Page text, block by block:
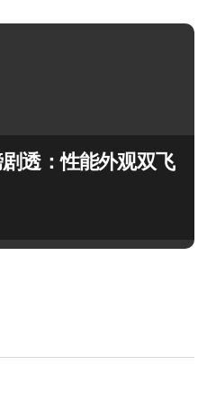
透：性能外观双飞